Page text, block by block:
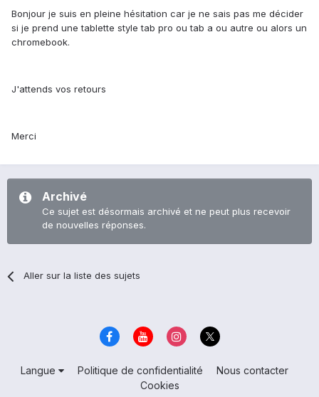
Bonjour je suis en pleine hésitation car je ne sais pas me décider
si je prend une tablette style tab pro ou tab a ou autre ou alors un
chromebook.
J'attends vos retours
Merci
Archivé
Ce sujet est désormais archivé et ne peut plus recevoir
de nouvelles réponses.
Aller sur la liste des sujets
Langue Politique de confidentialité
Nous contacter
Cookies